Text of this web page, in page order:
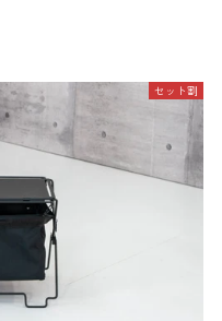
セット割